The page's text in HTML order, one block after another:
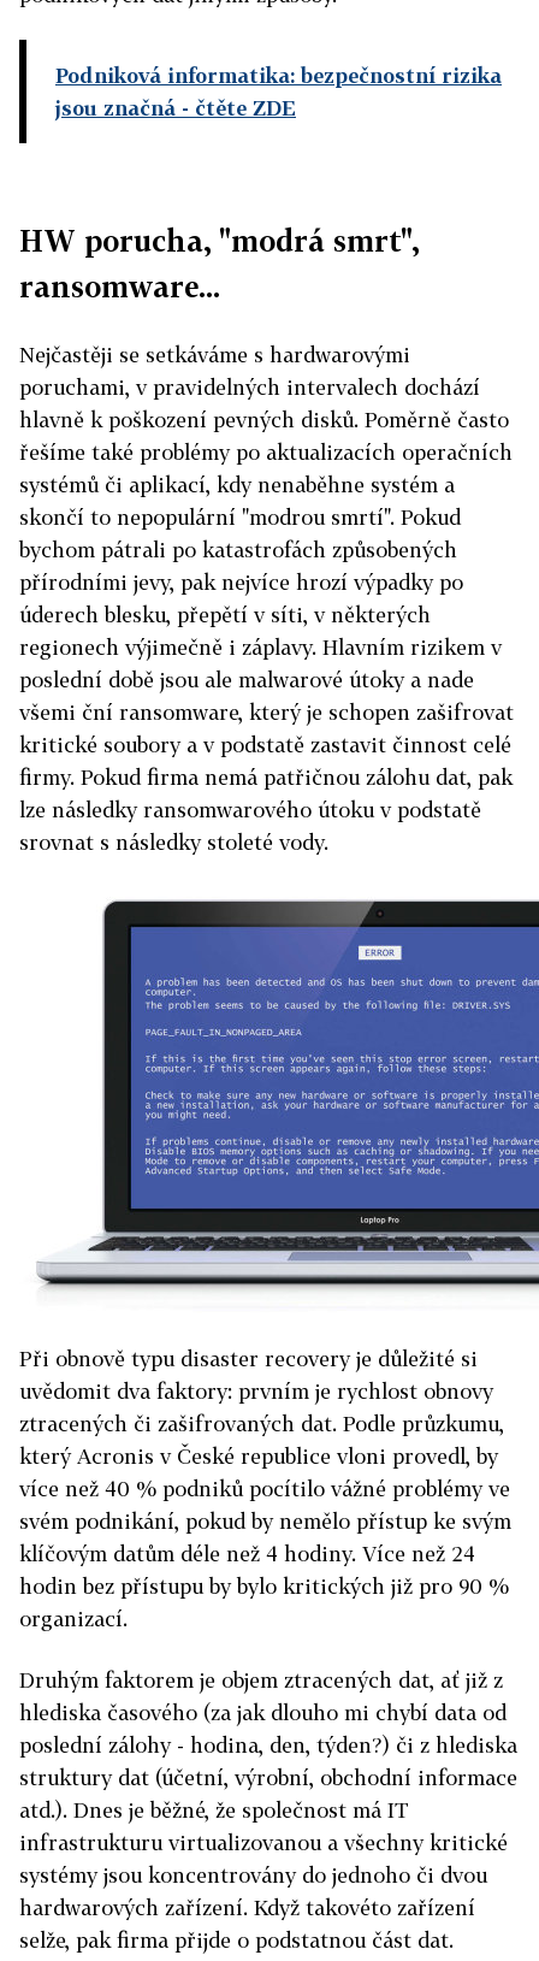
Podniková informatika: bezpečnostní rizika
jsou značná - čtěte ZDE
HW porucha, "modrá smrt",
ransomware...
Nejčastěji se setkáváme s hardwarovými
poruchami, v pravidelných intervalech dochází
hlavně k poškození pevných disků. Poměrně často
řešíme také problémy po aktualizacích operačních
systémů či aplikací, kdy nenaběhne systém a
skončí to nepopulární "modrou smrtí". Pokud
bychom pátrali po katastrofách způsobených
přírodními jevy, pak nejvíce hrozí výpadky po
úderech blesku, přepětí v síti, v některých
regionech výjimečně i záplavy. Hlavním rizikem v
poslední době jsou ale malwarové útoky a nade
všemi ční ransomware, který je schopen zašifrovat
kritické soubory a v podstatě zastavit činnost celé
firmy. Pokud firma nemá patřičnou zálohu dat, pak
lze následky ransomwarového útoku v podstatě
srovnat s následky stoleté vody.
Při obnově typu disaster recovery je důležité si
uvědomit dva faktory: prvním je rychlost obnovy
ztracených či zašifrovaných dat. Podle průzkumu,
který Acronis v České republice vloni provedl, by
více než 40 % podniků pocítilo vážné problémy ve
svém podnikání, pokud by nemělo přístup ke svým
klíčovým datům déle než 4 hodiny. Více než 24
hodin bez přístupu by bylo kritických již pro 90 %
organizací.
Druhým faktorem je objem ztracených dat, ať již z
hlediska časového (za jak dlouho mi chybí data od
poslední zálohy - hodina, den, týden?) či z hlediska
struktury dat (účetní, výrobní, obchodní informace
atd.). Dnes je běžné, že společnost má IT
infrastrukturu virtualizovanou a všechny kritické
systémy jsou koncentrovány do jednoho či dvou
hardwarových zařízení. Když takovéto zařízení
selže, pak firma přijde o podstatnou část dat.